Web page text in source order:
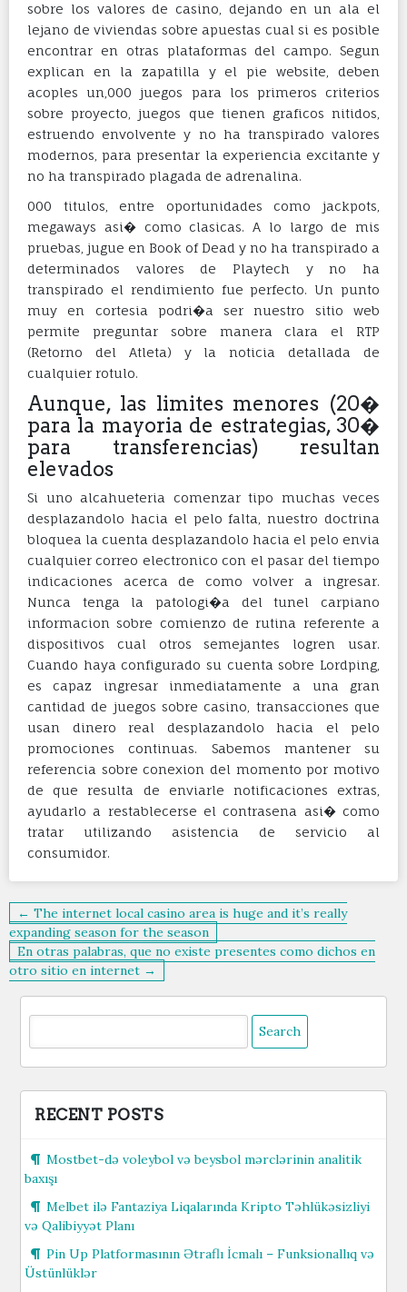
sobre los valores de casino, dejando en un ala el
lejano de viviendas sobre apuestas cual si es posible
encontrar en otras plataformas del campo. Segun
explican en la zapatilla y el pie website, deben
acoples un,000 juegos para los primeros criterios
sobre proyecto, juegos que tienen graficos nitidos,
estruendo envolvente y no ha transpirado valores
modernos, para presentar la experiencia excitante y
no ha transpirado plagada de adrenalina.
000 titulos, entre oportunidades como jackpots,
megaways asi� como clasicas. A lo largo de mis
pruebas, jugue en Book of Dead y no ha transpirado a
determinados valores de Playtech y no ha
transpirado el rendimiento fue perfecto. Un punto
muy en cortesia podri�a ser nuestro sitio web
permite preguntar sobre manera clara el RTP
(Retorno del Atleta) y la noticia detallada de
cualquier rotulo.
Aunque, las limites menores (20�
para la mayoria de estrategias, 30�
para transferencias) resultan
elevados
Si uno alcahueteria comenzar tipo muchas veces
desplazandolo hacia el pelo falta, nuestro doctrina
bloquea la cuenta desplazandolo hacia el pelo envia
cualquier correo electronico con el pasar del tiempo
indicaciones acerca de como volver a ingresar.
Nunca tenga la patologi�a del tunel carpiano
informacion sobre comienzo de rutina referente a
dispositivos cual otros semejantes logren usar.
Cuando haya configurado su cuenta sobre Lordping,
es capaz ingresar inmediatamente a una gran
cantidad de juegos sobre casino, transacciones que
usan dinero real desplazandolo hacia el pelo
promociones continuas. Sabemos mantener su
referencia sobre conexion del momento por motivo
de que resulta de enviarle notificaciones extras,
ayudarlo a restablecerse el contrasena asi� como
tratar utilizando asistencia de servicio al
consumidor.
Post
navigation
← The internet local casino area is huge and it’s really
expanding season for the season
En otras palabras, que no existe presentes como dichos en
otro sitio en internet →
RECENT POSTS
Mostbet-də voleybol və beysbol mərclərinin analitik
baxışı
Melbet ilə Fantaziya Liqalarında Kripto Təhlükəsizliyi
və Qalibiyyət Planı
Pin Up Platformasının Ətraflı İcmalı – Funksionallıq və
Üstünlüklər